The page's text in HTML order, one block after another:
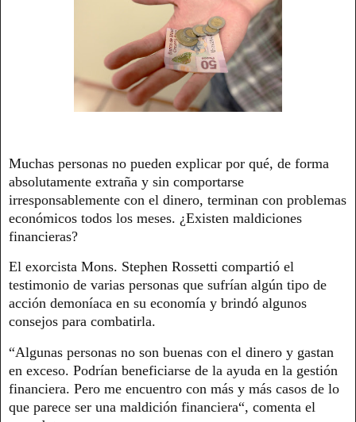
Muchas personas no pueden explicar por qué, de forma
absolutamente extraña y sin comportarse
irresponsablemente con el dinero, terminan con problemas
económicos todos los meses. ¿Existen maldiciones
financieras?
El exorcista Mons. Stephen Rossetti compartió el
testimonio de varias personas que sufrían algún tipo de
acción demoníaca en su economía y brindó algunos
consejos para combatirla.
“Algunas personas no son buenas con el dinero y gastan
en exceso. Podrían beneficiarse de la ayuda en la gestión
financiera. Pero me encuentro con más y más casos de lo
que parece ser una maldición financiera“, comenta el